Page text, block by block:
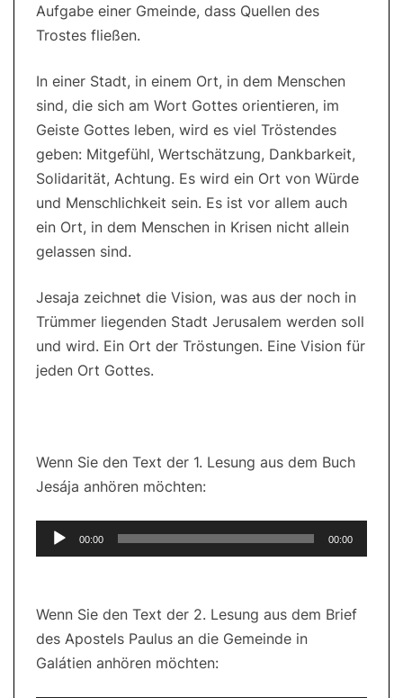
Aufgabe einer Gmeinde, dass Quellen des
Trostes fließen.
In einer Stadt, in einem Ort, in dem Menschen
sind, die sich am Wort Gottes orientieren, im
Geiste Gottes leben, wird es viel Tröstendes
geben: Mitgefühl, Wertschätzung, Dankbarkeit,
Solidarität, Achtung. Es wird ein Ort von Würde
und Menschlichkeit sein. Es ist vor allem auch
ein Ort, in dem Menschen in Krisen nicht allein
gelassen sind.
Jesaja zeichnet die Vision, was aus der noch in
Trümmer liegenden Stadt Jerusalem werden soll
und wird. Ein Ort der Tröstungen. Eine Vision für
jeden Ort Gottes.
Wenn Sie den Text der 1. Lesung aus dem Buch
Jesája anhören möchten:
Audio-
Player
00:00 00:00
Wenn Sie den Text der 2. Lesung aus dem Brief
des Apostels Paulus an die Gemeinde in
Galátien anhören möchten: